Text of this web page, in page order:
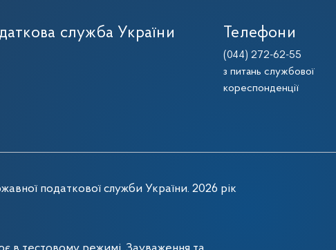
служба України Телефони
(044) 272-62-55
з питань службової
кореспонденції
податкової служби України. 2026 рік